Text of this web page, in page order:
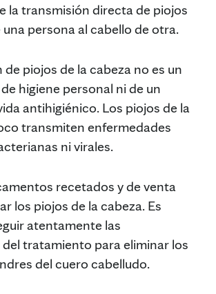
la transmisión directa de piojos
persona al cabello de otra.
piojos de la cabeza no es un
higiene personal ni de un
antihigiénico. Los piojos de la
transmiten enfermedades
ni virales.
recetados y de venta
los piojos de la cabeza. Es
atentamente las
tratamiento para eliminar los
del cuero cabelludo.